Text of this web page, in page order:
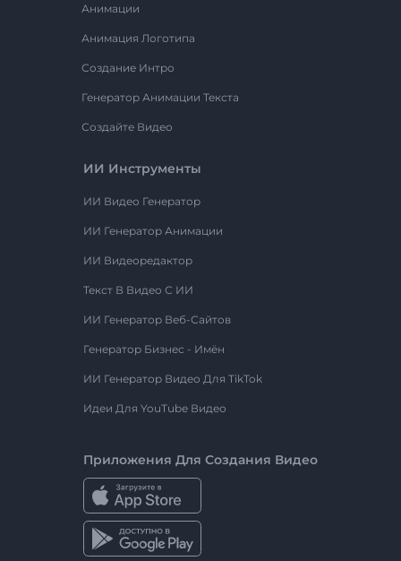
Анимации
Анимация Логотипа
Создание Интро
Генератор Анимации Текста
Создайте Видео
ИИ Инструменты
ИИ Видео Генератор
ИИ Генератор Анимации
ИИ Видеоредактор
Текст В Видео С ИИ
ИИ Генератор Веб-Сайтов
Генератор Бизнес - Имён
ИИ Генератор Видео Для TikTok
Идеи Для YouTube Видео
Приложения Для Создания Видео